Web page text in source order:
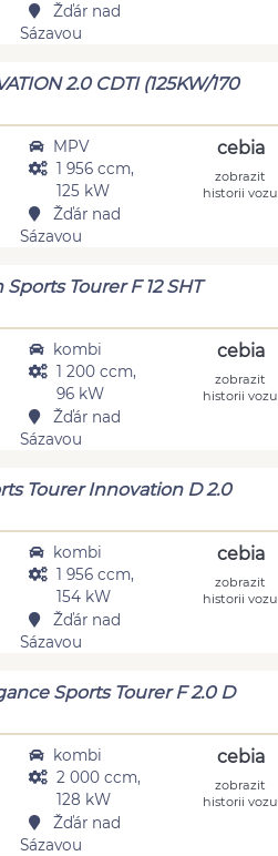
Žďár nad
Sázavou
2.0 CDTI (125KW/170
MPV
1 956 ccm,
125 kW
Žďár nad
Sázavou
cebia
zobrazit
historii vozu
Tourer F 12 SHT
kombi
1 200 ccm,
96 kW
Žďár nad
Sázavou
cebia
zobrazit
historii vozu
Tourer Innovation D 2.0
kombi
1 956 ccm,
154 kW
Žďár nad
Sázavou
cebia
zobrazit
historii vozu
Sports Tourer F 2.0 D
kombi
2 000 ccm,
128 kW
Žďár nad
Sázavou
cebia
zobrazit
historii vozu